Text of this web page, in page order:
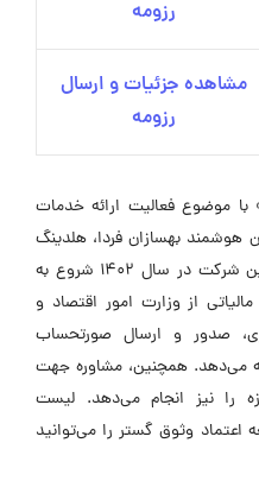
رزومه
مشاهده جزئیات و ارسال
رزومه
موضوع فعالیت ارائه خدمات
هوشمند بهسازان فردا، هلدینگ
فناوری اطلاعات بانک ملت است. این شرکت در سال ۱۴۰۲ شروع به
از وزارت امور اقتصاد و
صدور و ارسال صورتحساب
می‌دهد. همچنین، مشاوره جهت
را نیز انجام می‌دهد. لیست
وثوق گستر را می‌توانید